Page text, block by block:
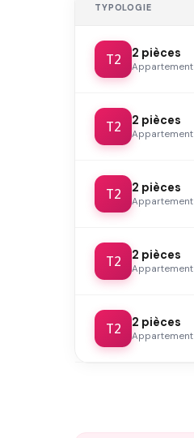
TYPOLOGIE
T2 2 pièces
Appartement
T2 2 pièces
Appartement
T2 2 pièces
Appartement
T2 2 pièces
Appartement
T2 2 pièces
Appartement